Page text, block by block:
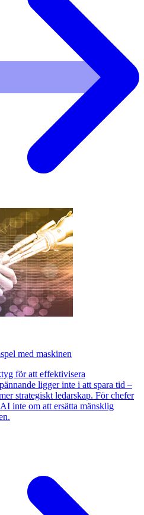
med maskinen
för att effektivisera
ligger inte i att spara tid –
strategiskt ledarskap. För chefer
inte om att ersätta mänsklig